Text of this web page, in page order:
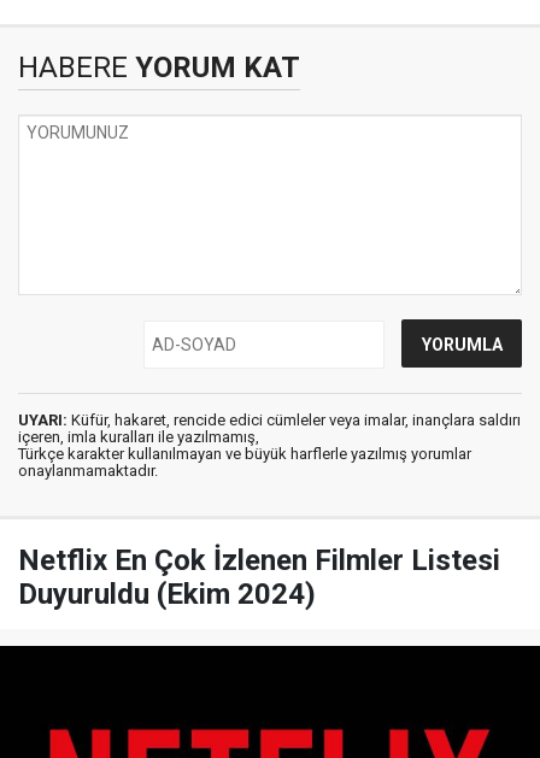
HABERE YORUM KAT
UYARI: Küfür, hakaret, rencide edici cümleler veya imalar, inançlara saldırı
içeren, imla kuralları ile yazılmamış,
Türkçe karakter kullanılmayan ve büyük harflerle yazılmış yorumlar
onaylanmamaktadır.
Netflix En Çok İzlenen Filmler Listesi
Duyuruldu (Ekim 2024)